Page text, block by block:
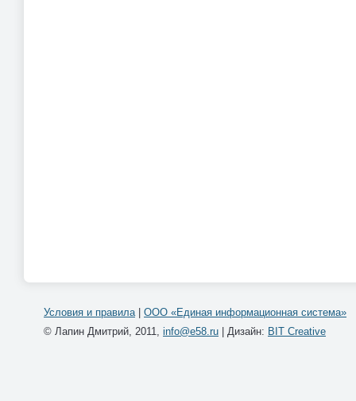
Условия и правила|
ООО «Единая информационная система»
© Лапин Дмитрий, 2011, info@e58.ru | Дизайн: BIT Creative